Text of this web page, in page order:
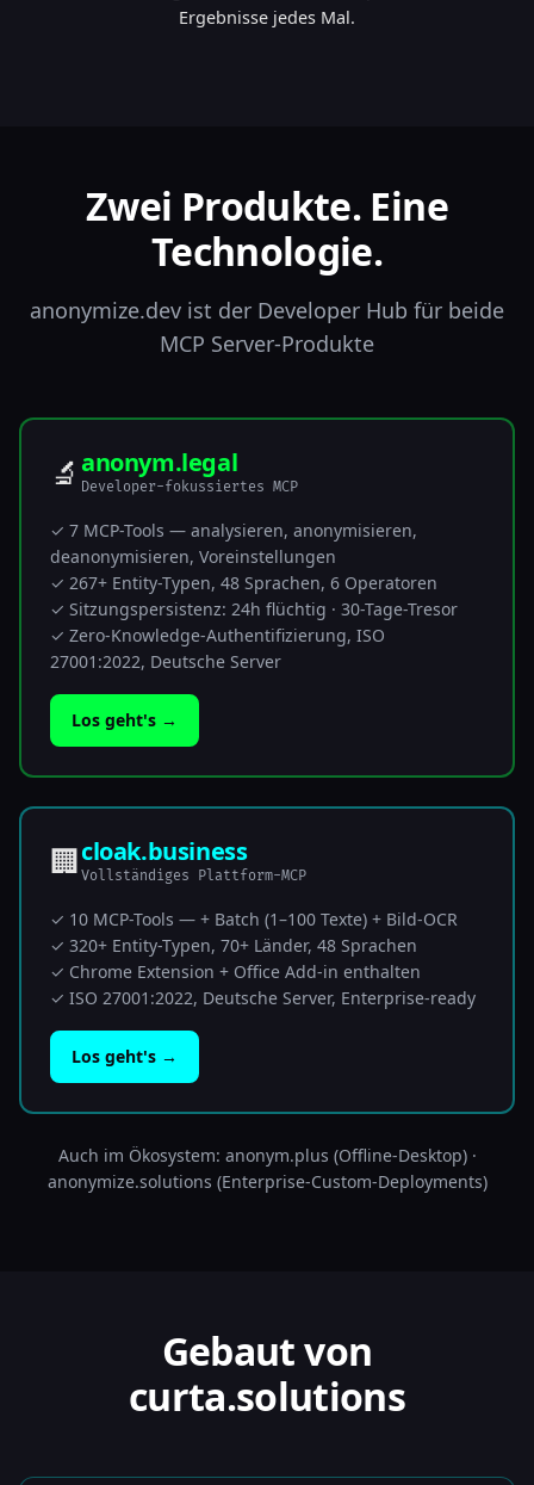
Ergebnisse jedes Mal.
Zwei Produkte. Eine
Technologie.
anonymize.dev ist der Developer Hub für beide
MCP Server-Produkte
🔬 anonym.legal
Developer-fokussiertes MCP
✓ 7 MCP-Tools — analysieren, anonymisieren,
deanonymisieren, Voreinstellungen
✓ 267+ Entity-Typen, 48 Sprachen, 6 Operatoren
✓ Sitzungspersistenz: 24h flüchtig · 30-Tage-Tresor
✓ Zero-Knowledge-Authentifizierung, ISO
27001:2022, Deutsche Server
Los geht's →
🏢cloak.business
Vollständiges Plattform-MCP
✓ 10 MCP-Tools — + Batch (1–100 Texte) + Bild-OCR
✓ 320+ Entity-Typen, 70+ Länder, 48 Sprachen
✓ Chrome Extension + Office Add-in enthalten
✓ ISO 27001:2022, Deutsche Server, Enterprise-ready
Los geht's →
Auch im Ökosystem: anonym.plus (Offline-Desktop) ·
anonymize.solutions (Enterprise-Custom-Deployments)
Gebaut von
curta.solutions